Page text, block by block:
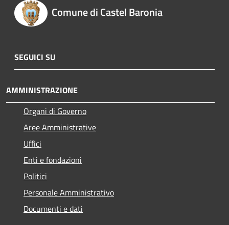
Comune di Castel Baronia
SEGUICI SU
AMMINISTRAZIONE
Organi di Governo
Aree Amministrative
Uffici
Enti e fondazioni
Politici
Personale Amministrativo
Documenti e dati